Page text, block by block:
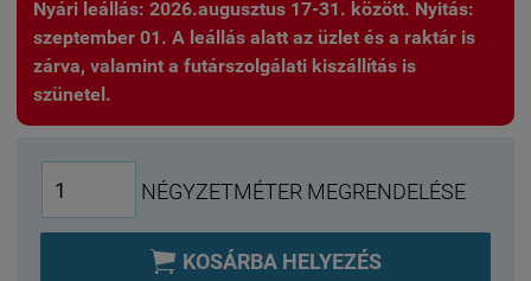
Nyári leállás: 2026.augusztus 17-31. között. Nyitás:
szeptember 01. A leállás alatt az üzlet és a raktár is
zárva, valamint a futárszolgálati kiszállítás is
szünetel.
NÉGYZETMÉTER MEGRENDELÉSE
 KOSÁRBA HELYEZÉS